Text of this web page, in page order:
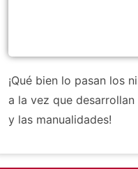
¡Qué bien lo pasan los
a la vez que
y las manualidades!